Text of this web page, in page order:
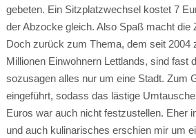
gebeten. Ein Sitzplatzwechsel kostet 7
der Abzocke gleich. Also Spaß macht
Doch zurück zum Thema, dem seit 2004
Millionen Einwohnern Lettlands, sind fast
sozusagen alles nur um eine Stadt. Zum
eingeführt, sodass das lästige
Euros war auch nicht festzustellen. Eher
und auch kulinarisches erschien mir um